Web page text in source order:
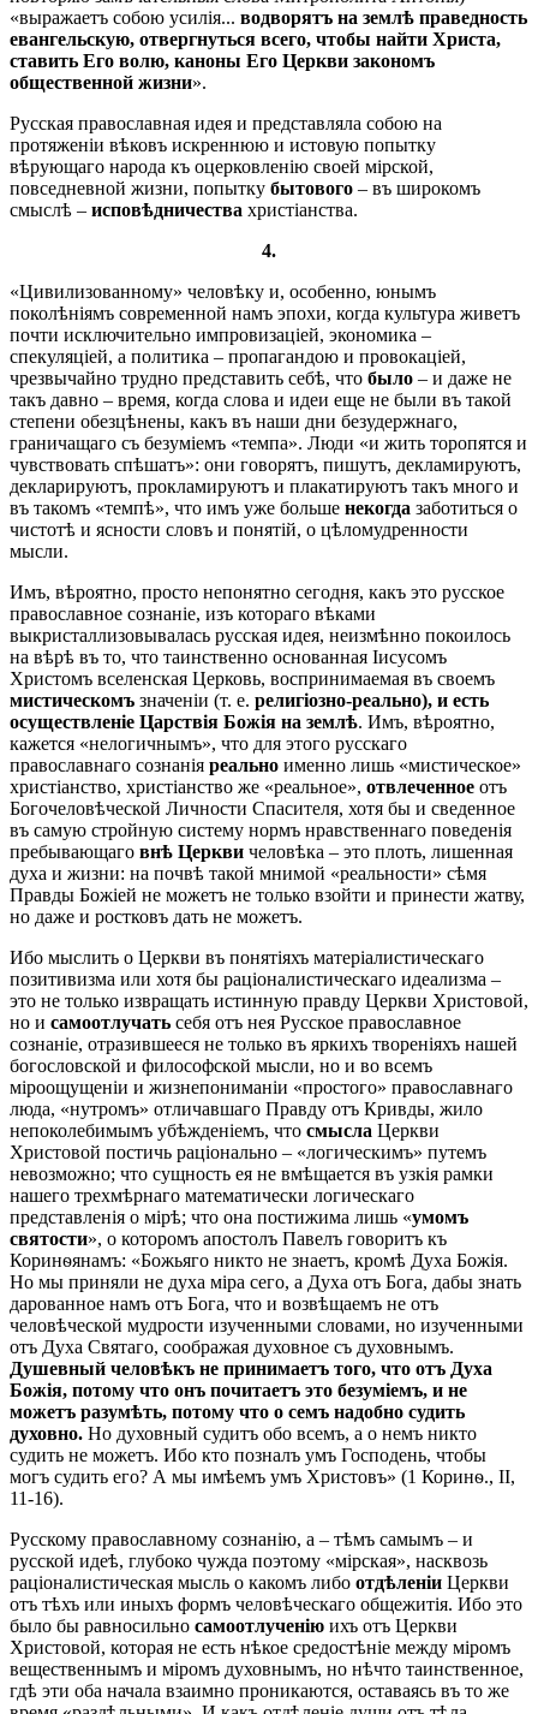
«выражаетъ собою усилія... водворятъ на землѣ праведность
евангельскую, отвергнуться всего, чтобы найти Христа,
ставить Его волю, каноны Его Церкви закономъ
общественной жизни».
Русская православная идея и представляла собою на
протяженіи вѣковъ искреннюю и истовую попытку
вѣрующаго народа къ оцерковленію своей мірской,
повседневной жизни, попытку бытового – въ широкомъ
смыслѣ – исповѣдничества христіанства.
4.
«Цивилизованному» человѣку и, особенно, юнымъ
поколѣніямъ современной намъ эпохи, когда культура живетъ
почти исключительно импровизаціей, экономика –
спекуляціей, а политика – пропагандою и провокаціей,
чрезвычайно трудно представить себѣ, что было – и даже не
такъ давно – время, когда слова и идеи еще не были въ такой
степени обезцѣнены, какъ въ наши дни безудержнаго,
граничащаго съ безуміемъ «темпа». Люди «и жить торопятся и
чувствовать спѣшатъ»: они говорятъ, пишутъ, декламируютъ,
декларируютъ, прокламируютъ и плакатируютъ такъ много и
въ такомъ «темпѣ», что имъ уже больше некогда заботиться о
чистотѣ и ясности словъ и понятій, о цѣломудренности
мысли.
Имъ, вѣроятно, просто непонятно сегодня, какъ это русское
православное сознаніе, изъ котораго вѣками
выкристаллизовывалась русская идея, неизмѣнно покоилось
на вѣрѣ въ то, что таинственно основанная Іисусомъ
Христомъ вселенская Церковь, воспринимаемая въ своемъ
мистическомъ значеніи (т. е. религіозно-реально), и есть
осуществленіе Царствія Божія на землѣ. Имъ, вѣроятно,
кажется «нелогичнымъ», что для этого русскаго
православнаго сознанія реально именно лишь «мистическое»
христіанство, христіанство же «реальное», отвлеченное отъ
Богочеловѣческой Личности Спасителя, хотя бы и сведенное
въ самую стройную систему нормъ нравственнаго поведенія
пребывающаго внѣ Церкви человѣка – это плоть, лишенная
духа и жизни: на почвѣ такой мнимой «реальности» сѣмя
Правды Божіей не можетъ не только взойти и принести жатву,
но даже и ростковъ дать не можетъ.
Ибо мыслить о Церкви въ понятіяхъ матеріалистическаго
позитивизма или хотя бы раціоналистическаго идеализма –
это не только извращать истинную правду Церкви Христовой,
но и самоотлучать себя отъ нея Русское православное
сознаніе, отразившееся не только въ яркихъ твореніяхъ нашей
богословской и философской мысли, но и во всемъ
міроощущеніи и жизнепониманіи «простого» православнаго
люда, «нутромъ» отличавшаго Правду отъ Кривды, жило
непоколебимымъ убѣжденіемъ, что смысла Церкви
Христовой постичь раціонально – «логическимъ» путемъ
невозможно; что сущность ея не вмѣщается въ узкія рамки
нашего трехмѣрнаго математически логическаго
представленія о мірѣ; что она постижима лишь «умомъ
святости», о которомъ апостолъ Павелъ говоритъ къ
Коринѳянамъ: «Божьяго никто не знаетъ, кромѣ Духа Божія.
Но мы приняли не духа міра сего, а Духа отъ Бога, дабы знать
дарованное намъ отъ Бога, что и возвѣщаемъ не отъ
человѣческой мудрости изученными словами, но изученными
отъ Духа Святаго, соображая духовное съ духовнымъ.
Душевный человѣкъ не принимаетъ того, что отъ Духа
Божія, потому что онъ почитаетъ это безуміемъ, и не
можетъ разумѣть, потому что о семъ надобно судить
духовно. Но духовный судитъ обо всемъ, а о немъ никто
судить не можетъ. Ибо кто позналъ умъ Господень, чтобы
могъ судить его? А мы имѣемъ умъ Христовъ» (1 Коринѳ., II,
11-16).
Русскому православному сознанію, а – тѣмъ самымъ – и
русской идеѣ, глубоко чужда поэтому «мірская», насквозь
раціоналистическая мысль о какомъ либо отдѣленіи Церкви
отъ тѣхъ или иныхъ формъ человѣческаго общежитія. Ибо это
было бы равносильно самоотлученію ихъ отъ Церкви
Христовой, которая не есть нѣкое средостѣніе между міромъ
вещественнымъ и міромъ духовнымъ, но нѣчто таинственное,
гдѣ эти оба начала взаимно проникаются, оставаясь въ то же